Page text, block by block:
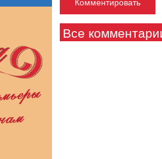
Все